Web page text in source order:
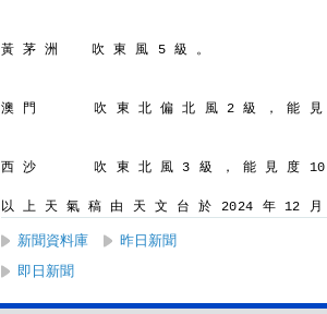
黃 茅 洲    吹 東 風 5 級 。
澳 門       吹 東 北 偏 北 風 2 級 ， 能 見
西 沙       吹 東 北 風 3 級 ， 能 見 度 10
以 上 天 氣 稿 由 天 文 台 於 2024 年 12
新聞資料庫 昨日新聞
即日新聞